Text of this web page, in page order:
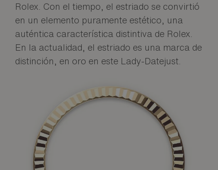
Rolex. Con el tiempo, el estriado se convirtió
en un elemento puramente estético, una
auténtica característica distintiva de Rolex.
En la actualidad, el estriado es una marca de
distinción, en oro en este Lady-Datejust.